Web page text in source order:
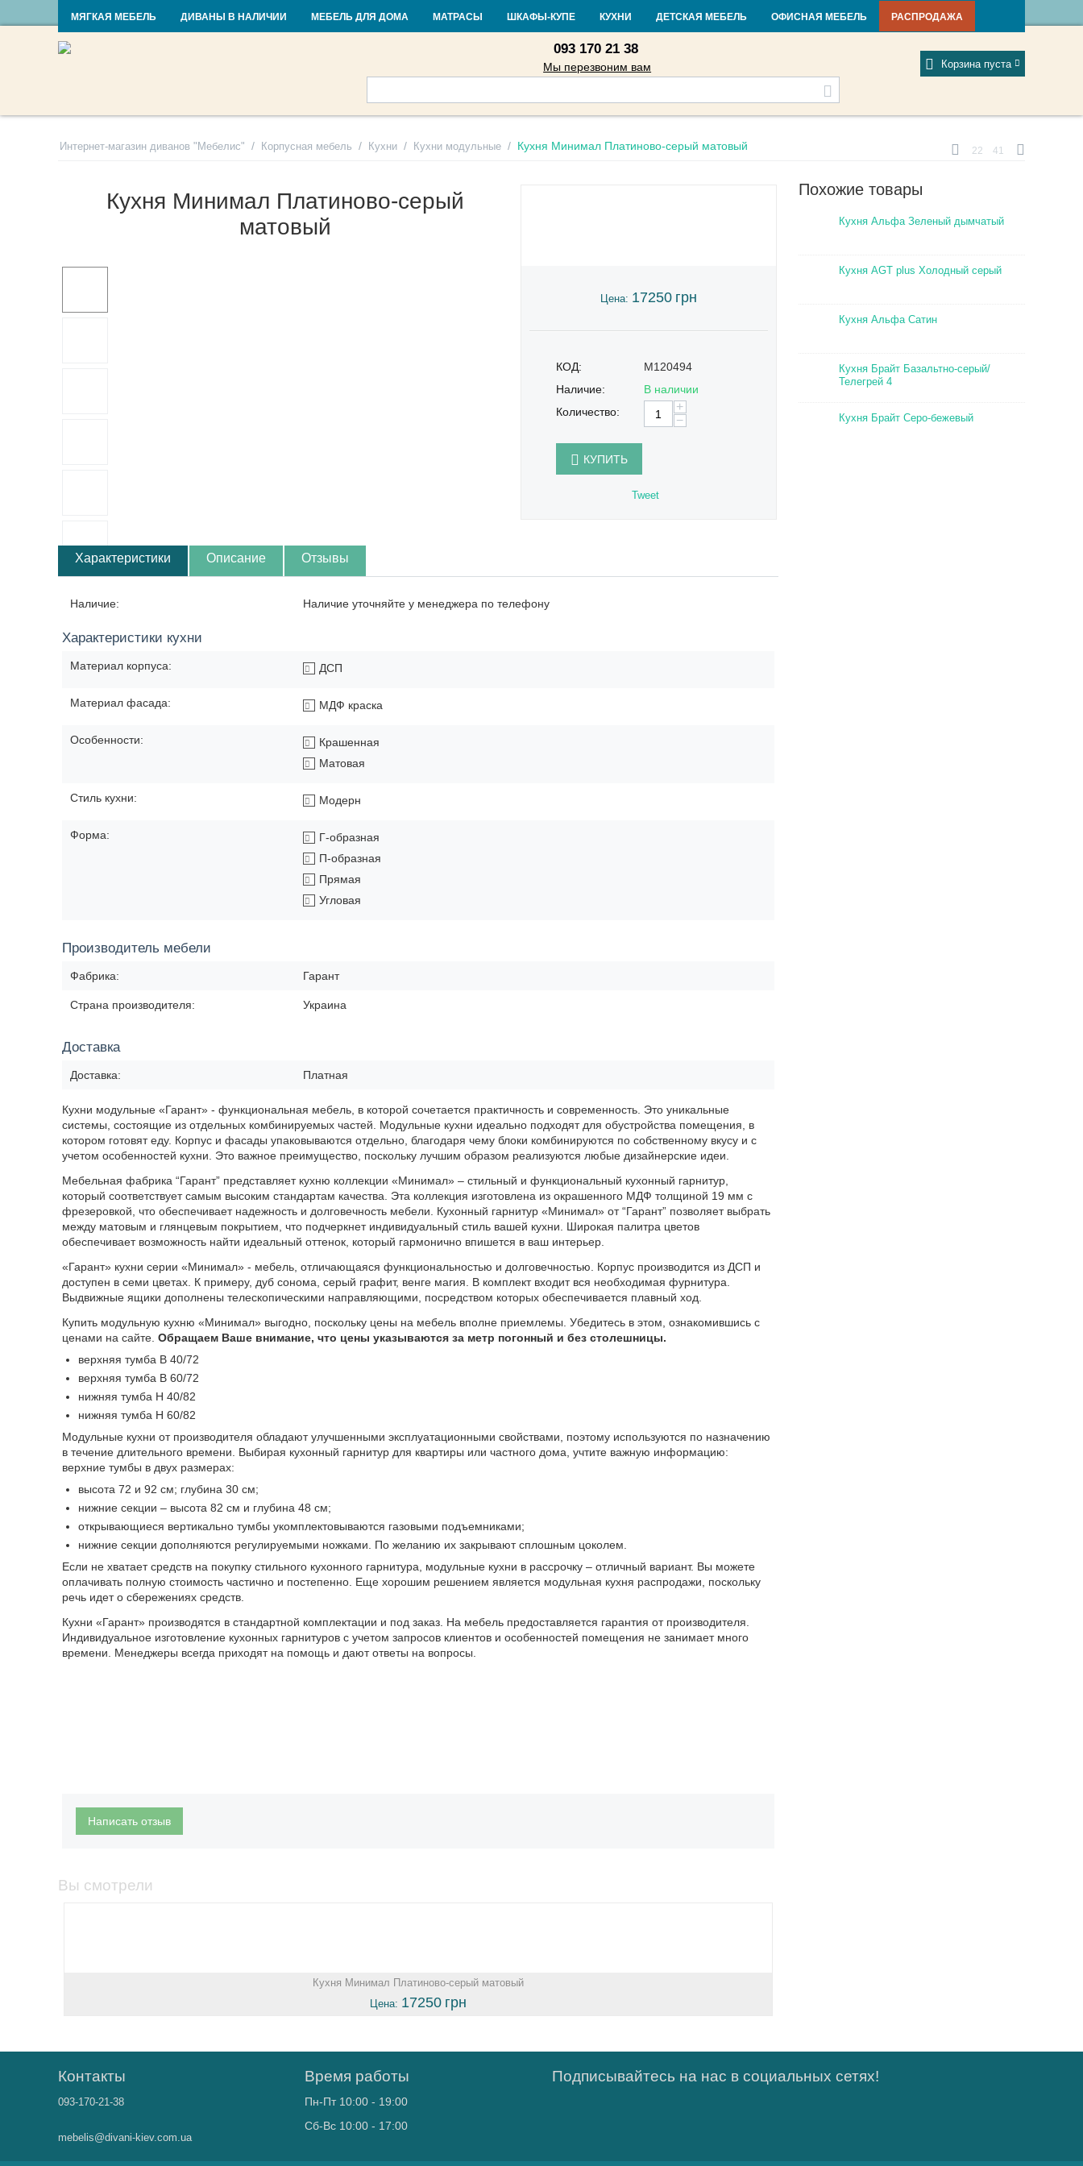
RU UA Мой профиль
Контакты Доставка и оплата Гарантия и возврат Кредит Статьи и новости Фабрики Отзывы
093 170 21 38
Мы перезвоним вам Корзина пуста
МЯГКАЯ МЕБЕЛЬ ДИВАНЫ В НАЛИЧИИ МЕБЕЛЬ ДЛЯ ДОМА МАТРАСЫ ШКАФЫ-КУПЕ КУХНИ ДЕТСКАЯ МЕБЕЛЬ ОФИСНАЯ МЕБЕЛЬ РАСПРОДАЖА
Интернет-магазин диванов "Мебелис" / Корпусная мебель / Кухни / Кухни модульные / Кухня Минимал Платиново-серый матовый 22 41
Кухня Минимал Платиново-серый
матовый
Цена: 17250 грн
КОД:
M120494
Наличие:
В наличии
Количество:
+
−
КУПИТЬ
Tweet
Характеристики Описание Отзывы
Наличие: Наличие уточняйте у менеджера по телефону
Характеристики кухни
Материал корпуса: ДСП
Материал фасада: МДФ краска
Особенности:
Крашенная
Матовая
Стиль кухни: Модерн
Форма:
Г-образная
П-образная
Прямая
Угловая
Производитель мебели
Фабрика: Гарант
Страна производителя: Украина
Доставка
Доставка: Платная
Кухни модульные «Гарант» - функциональная мебель, в которой сочетается практичность и современность. Это уникальные
системы, состоящие из отдельных комбинируемых частей. Модульные кухни идеально подходят для обустройства помещения, в
котором готовят еду. Корпус и фасады упаковываются отдельно, благодаря чему блоки комбинируются по собственному вкусу и с
учетом особенностей кухни. Это важное преимущество, поскольку лучшим образом реализуются любые дизайнерские идеи.
Мебельная фабрика “Гарант” представляет кухню коллекции «Минимал» – стильный и функциональный кухонный гарнитур,
который соответствует самым высоким стандартам качества. Эта коллекция изготовлена из окрашенного МДФ толщиной 19 мм с
фрезеровкой, что обеспечивает надежность и долговечность мебели. Кухонный гарнитур «Минимал» от “Гарант” позволяет выбрать
между матовым и глянцевым покрытием, что подчеркнет индивидуальный стиль вашей кухни. Широкая палитра цветов
обеспечивает возможность найти идеальный оттенок, который гармонично впишется в ваш интерьер.
«Гарант» кухни серии «Минимал» - мебель, отличающаяся функциональностью и долговечностью. Корпус производится из ДСП и
доступен в семи цветах. К примеру, дуб сонома, серый графит, венге магия. В комплект входит вся необходимая фурнитура.
Выдвижные ящики дополнены телескопическими направляющими, посредством которых обеспечивается плавный ход.
Купить модульную кухню «Минимал» выгодно, поскольку цены на мебель вполне приемлемы. Убедитесь в этом, ознакомившись с
ценами на сайте. Обращаем Ваше внимание, что цены указываются за метр погонный и без столешницы.
верхняя тумба В 40/72
верхняя тумба В 60/72
нижняя тумба Н 40/82
нижняя тумба Н 60/82
Модульные кухни от производителя обладают улучшенными эксплуатационными свойствами, поэтому используются по назначению
в течение длительного времени. Выбирая кухонный гарнитур для квартиры или частного дома, учтите важную информацию:
верхние тумбы в двух размерах:
высота 72 и 92 см; глубина 30 см;
нижние секции – высота 82 см и глубина 48 см;
открывающиеся вертикально тумбы укомплектовываются газовыми подъемниками;
нижние секции дополняются регулируемыми ножками. По желанию их закрывают сплошным цоколем.
Если не хватает средств на покупку стильного кухонного гарнитура, модульные кухни в рассрочку – отличный вариант. Вы можете
оплачивать полную стоимость частично и постепенно. Еще хорошим решением является модульная кухня распродажи, поскольку
речь идет о сбережениях средств.
Кухни «Гарант» производятся в стандартной комплектации и под заказ. На мебель предоставляется гарантия от производителя.
Индивидуальное изготовление кухонных гарнитуров с учетом запросов клиентов и особенностей помещения не занимает много
времени. Менеджеры всегда приходят на помощь и дают ответы на вопросы.
Написать отзыв
Вы смотрели
Кухня Минимал Платиново-серый матовый
Цена: 17250 грн
Похожие товары
Кухня Альфа Зеленый дымчатый
Кухня AGT plus Холодный серый
Кухня Альфа Сатин
Кухня Брайт Базальтно-серый/
Телегрей 4
Кухня Брайт Серо-бежевый
Контакты
093-170-21-38
mebelis@divani-kiev.com.ua
Время работы
Пн-Пт 10:00 - 19:00
Сб-Вс 10:00 - 17:00
Подписывайтесь на нас в социальных сетях!